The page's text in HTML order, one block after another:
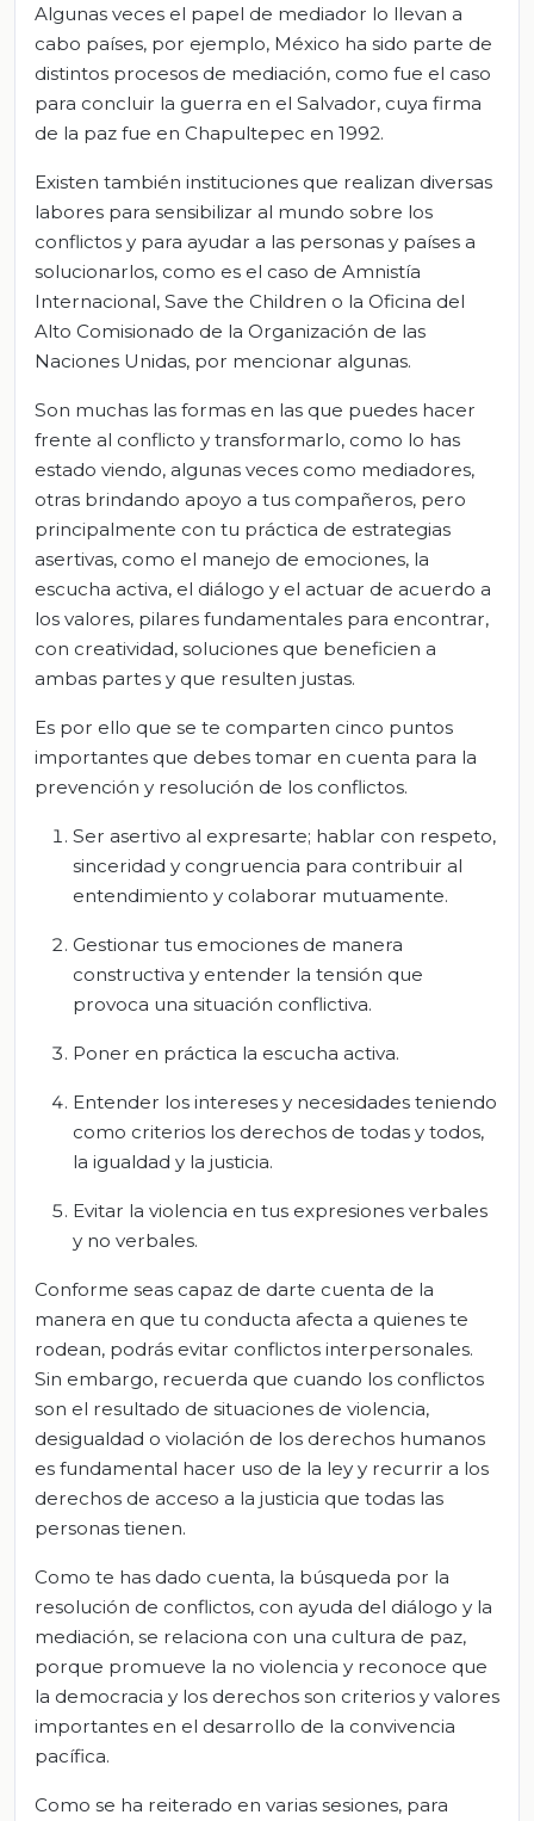
Algunas veces el papel de mediador lo llevan a
cabo países, por ejemplo, México ha sido parte de
distintos procesos de mediación, como fue el caso
para concluir la guerra en el Salvador, cuya firma
de la paz fue en Chapultepec en 1992.
Existen también instituciones que realizan diversas
labores para sensibilizar al mundo sobre los
conflictos y para ayudar a las personas y países a
solucionarlos, como es el caso de Amnistía
Internacional, Save the Children o la Oficina del
Alto Comisionado de la Organización de las
Naciones Unidas, por mencionar algunas.
Son muchas las formas en las que puedes hacer
frente al conflicto y transformarlo, como lo has
estado viendo, algunas veces como mediadores,
otras brindando apoyo a tus compañeros, pero
principalmente con tu práctica de estrategias
asertivas, como el manejo de emociones, la
escucha activa, el diálogo y el actuar de acuerdo a
los valores, pilares fundamentales para encontrar,
con creatividad, soluciones que beneficien a
ambas partes y que resulten justas.
Es por ello que se te comparten cinco puntos
importantes que debes tomar en cuenta para la
prevención y resolución de los conflictos.
Ser asertivo al expresarte; hablar con respeto,
sinceridad y congruencia para contribuir al
entendimiento y colaborar mutuamente.
Gestionar tus emociones de manera
constructiva y entender la tensión que
provoca una situación conflictiva.
Poner en práctica la escucha activa.
Entender los intereses y necesidades teniendo
como criterios los derechos de todas y todos,
la igualdad y la justicia.
Evitar la violencia en tus expresiones verbales
y no verbales.
Conforme seas capaz de darte cuenta de la
manera en que tu conducta afecta a quienes te
rodean, podrás evitar conflictos interpersonales.
Sin embargo, recuerda que cuando los conflictos
son el resultado de situaciones de violencia,
desigualdad o violación de los derechos humanos
es fundamental hacer uso de la ley y recurrir a los
derechos de acceso a la justicia que todas las
personas tienen.
Como te has dado cuenta, la búsqueda por la
resolución de conflictos, con ayuda del diálogo y la
mediación, se relaciona con una cultura de paz,
porque promueve la no violencia y reconoce que
la democracia y los derechos son criterios y valores
importantes en el desarrollo de la convivencia
pacífica.
Como se ha reiterado en varias sesiones, para